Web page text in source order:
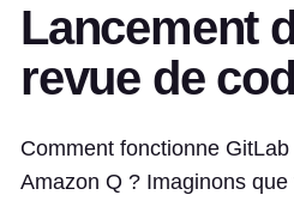
Lancement
revue de
Comment fonctionne
Amazon Q ? Imaginons